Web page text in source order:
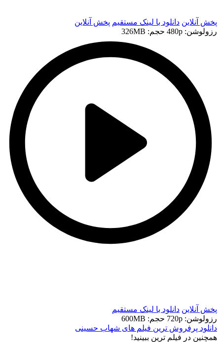
پخش آنلاین دانلود با لينک مستقيم پخش آنلاین
رزولوشن: 480p
حجم: 326MB
پخش آنلاین دانلود با لينک مستقيم
رزولوشن: 720p
حجم: 600MB
دانلود پرفروش ترین فیلم های شهاب حسینی
همچنين در فيلم ترين ببينيد!